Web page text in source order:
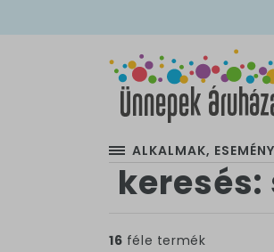
ALKALMAK,
16 féle termék